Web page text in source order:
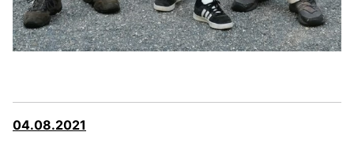
04.08.2021